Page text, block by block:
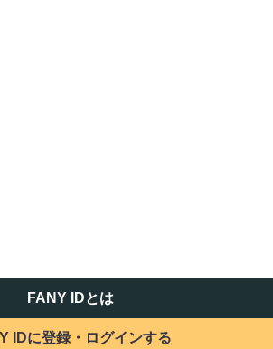
FANY IDとは
IDに登録・ログインする